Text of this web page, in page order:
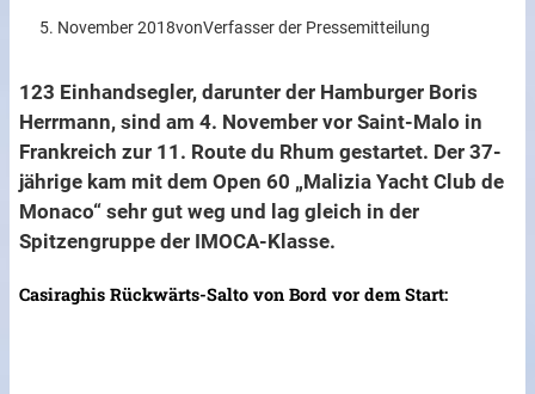
5. November 2018vonVerfasser der Pressemitteilung
123 Einhandsegler, darunter der Hamburger Boris
Herrmann, sind am 4. November vor Saint-Malo in
Frankreich zur 11. Route du Rhum gestartet. Der 37-
jährige kam mit dem Open 60 „Malizia Yacht Club de
Monaco“ sehr gut weg und lag gleich in der
Spitzengruppe der IMOCA-Klasse.
Casiraghis Rückwärts-Salto von Bord vor dem Start: